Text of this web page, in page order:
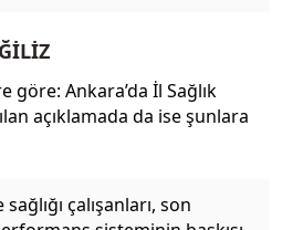
göre: Ankara’da İl Sağlık
açıklamada da ise şunlara
çalışanları, son